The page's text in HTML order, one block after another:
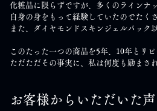
化粧品に限らずですが、多くのラインナ
自身の身をもって経験していたのでたく
また、ダイヤモンドスキンジェルパック
このたった一つの商品を5年、10年とリ
ただただその事実に、私は何度も励まさ
お客様からいただいた声